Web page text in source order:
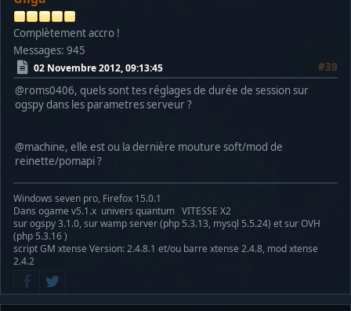
Complètement accro !
Messages: 945
02 Novembre 2012, 09:13:45
#39
@roms0406, quels sont tes réglages de durée de session sur
ogspy dans les parametres serveur ?
@machine, elle est ou la dernière mouture soft/mod de
reinette/pomapi ?
Windows seven pro, Firefox 15.0.1
Dans ogame v5.1.x univers quantum VITESSE X2
sur ogspy 3.1.0, sur wamp server (php 5.3.13, mysql 5.5.24) et sur OVH
(php 5.3.16 )
script GM xtense Version: 2.4.8.1 et/ou barre xtense 2.4.8, mod xtense
2.4.2